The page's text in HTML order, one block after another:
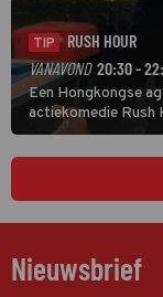
TIP
RUSH HOUR
VANAVOND 20:30 -
Een Hongkongse
actiekomedie Rush
van een leien dakje.
Nieuwsbrief